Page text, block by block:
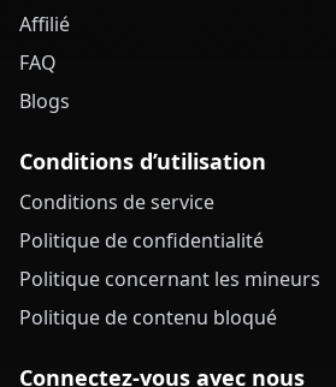
Affilié
FAQ
Blogs
Conditions d’utilisation
Conditions de service
Politique de confidentialité
Politique concernant les mineurs
Politique de contenu bloqué
Connectez-vous avec nous